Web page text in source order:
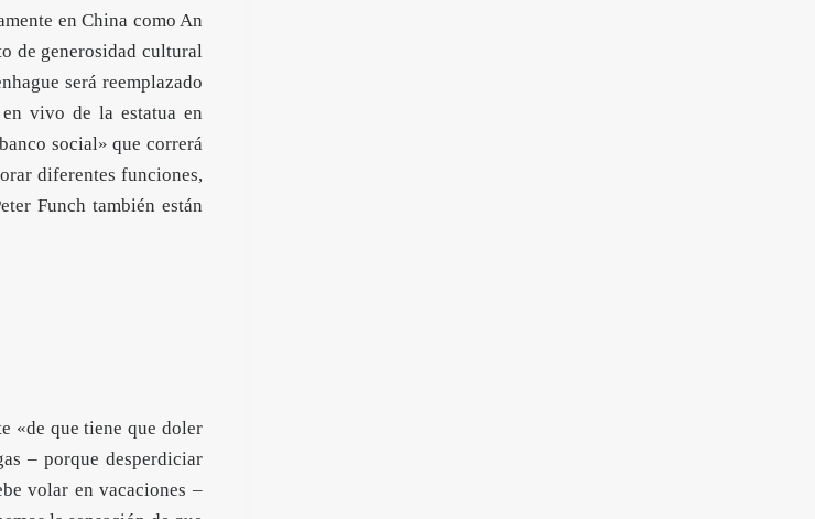
en China como An
de generosidad cultural
será reemplazado
vivo de la estatua en
social» que correrá
diferentes funciones,
Funch también están
«de que tiene que doler
– porque desperdiciar
volar en vacaciones –